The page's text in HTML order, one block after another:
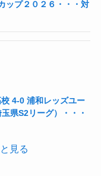
ップ２０２６・・・対
4-0 浦和レッズユー
県S2リーグ）・・・
見る